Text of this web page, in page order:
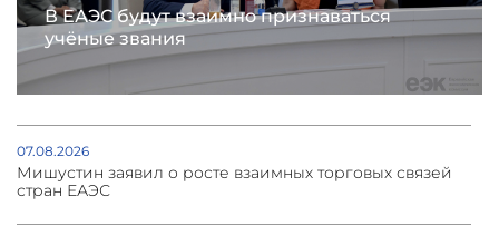
В ЕАЭС будут взаимно признаваться
учёные звания
07.08.2026
Мишустин заявил о росте взаимных торговых связей
стран ЕАЭС